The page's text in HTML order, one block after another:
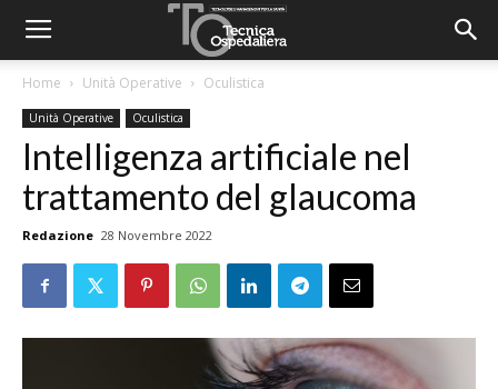
Home Unità Operative Oculistica
Unità Operative Oculistica
Intelligenza artificiale nel
trattamento del glaucoma
Redazione 28 Novembre 2022